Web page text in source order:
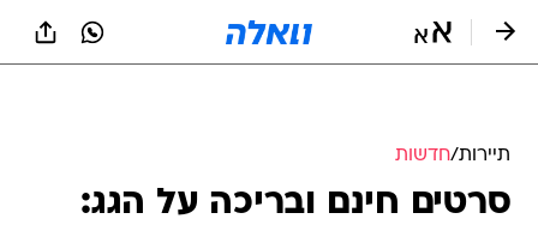
תיירות/חדשות
סרטים חינם ובריכה על הגג: